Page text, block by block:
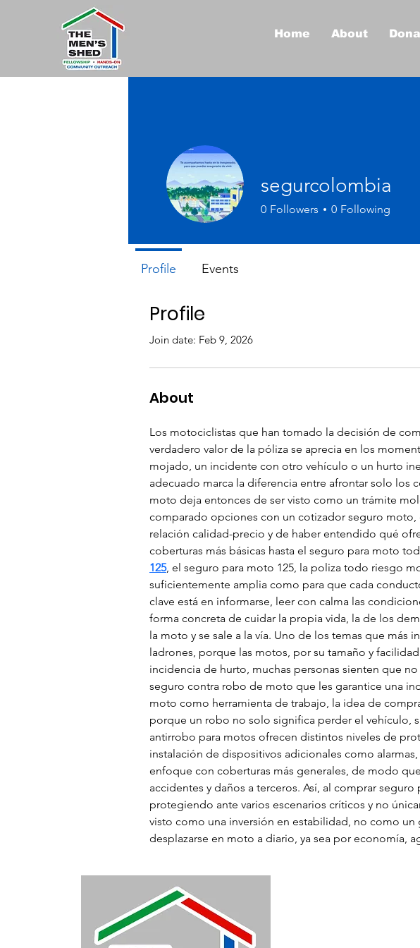
Home About
Profile
Join date: Feb 9, 2026
About
Los motociclistas que han tomado la decisión de
verdadero valor de la póliza se aprecia en los
mojado, un incidente con otro vehículo o un hurto
adecuado marca la diferencia entre afrontar solo los
moto deja entonces de ser visto como un trámite
comparado opciones con un cotizador seguro
relación calidad-precio y de haber entendido qué
coberturas más básicas hasta el seguro para moto
125, el seguro para moto 125, la poliza todo riesgo
suficientemente amplia como para que cada
clave está en informarse, leer con calma las
forma concreta de cuidar la propia vida, la de los
la moto y se sale a la vía. Uno de los temas que
ladrones, porque las motos, por su tamaño y
incidencia de hurto, muchas personas sienten que
seguro contra robo de moto que les garantice una
moto como herramienta de trabajo, la idea de
porque un robo no solo significa perder el vehículo,
antirrobo para motos ofrecen distintos niveles de
instalación de dispositivos adicionales como
enfoque con coberturas más generales, de modo
accidentes y daños a terceros. Así, al comprar
protegiendo ante varios escenarios críticos y no
visto como una inversión en estabilidad, no como
desplazarse en moto a diario, ya sea por economía,
segurcolombia
0 Followers 0 Following
Profile Events